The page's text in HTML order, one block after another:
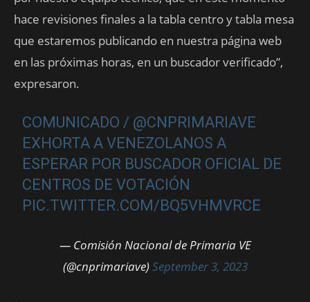
hace revisiones finales a la tabla centro y tabla mesa
que estaremos publicando en nuestra página web
en las próximas horas, en un buscador verificado”,
expresaron.
COMUNICADO / @CNPRIMARIAVE
EXHORTA A VENEZOLANOS A
ESPERAR POR BUSCADOR OFICIAL DE
CENTROS DE VOTACIÓN
PIC.TWITTER.COM/BQ5VHMVRCE
— Comisión Nacional de Primaria VE
(@cnprimariave)September 3, 2023